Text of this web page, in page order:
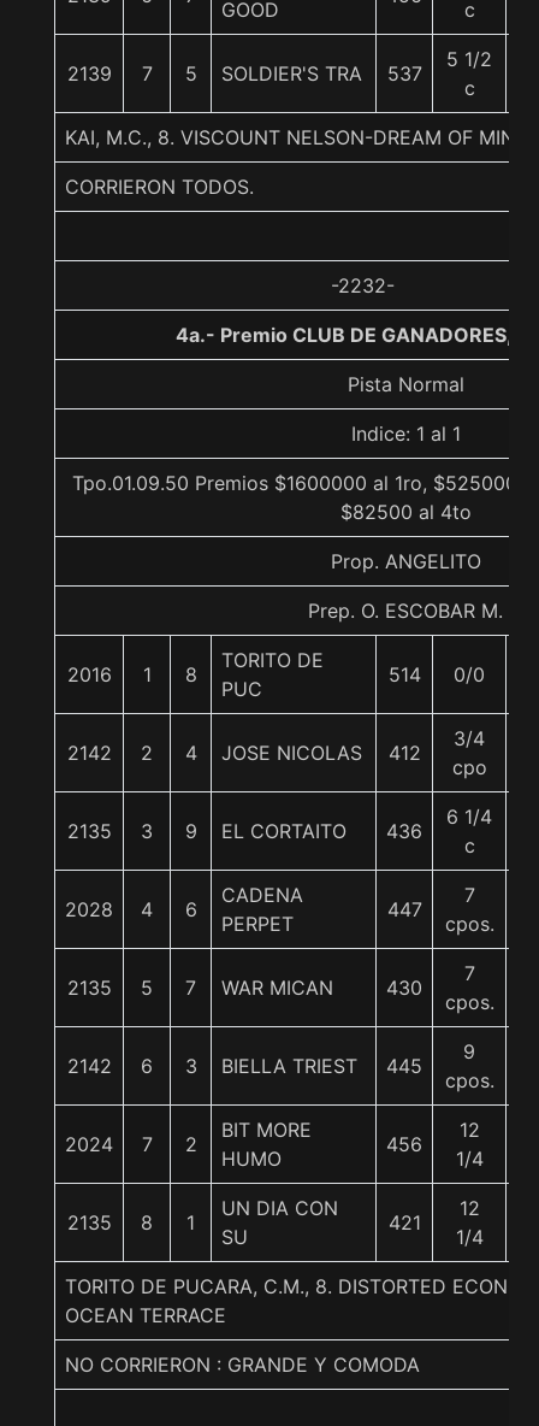
GOOD c
2139 7 5 SOLDIER'S TRA 537
5 1/2
c
KAI, M.C., 8. VISCOUNT NELSON-DREAM OF MINE-
CORRIERON TODOS.
-2232-
4a.- Premio CLUB DE GANADORES,
Pista Normal
Indice: 1 al 1
Tpo.01.09.50 Premios $1600000 al 1ro, $525000
$82500 al 4to
Prop. ANGELITO
Prep. O. ESCOBAR M.
2016 1 8
TORITO DE
PUC
514 0/0
2142 2 4 JOSE NICOLAS 412
3/4
cpo
2135 3 9 EL CORTAITO 436
6 1/4
c
2028 4 6
CADENA
PERPET
447
7
cpos.
2135 5 7 WAR MICAN 430
7
cpos.
2142 6 3 BIELLA TRIEST 445
9
cpos.
2024 7 2
BIT MORE
HUMO
456
12
1/4
2135 8 1
UN DIA CON
SU
421
12
1/4
TORITO DE PUCARA, C.M., 8. DISTORTED
OCEAN TERRACE
NO CORRIERON : GRANDE Y COMODA